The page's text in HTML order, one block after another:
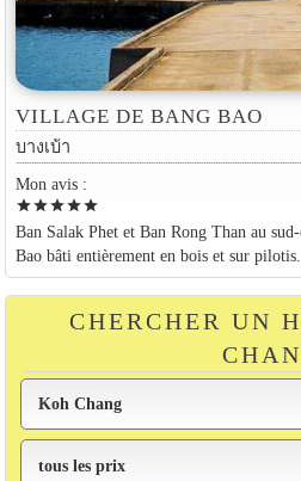
VILLAGE DE BANG BAO
บางเบ้า
Mon avis :
starstarstarstarstar
Ban Salak Phet et Ban Rong Than au
Bao bâti entièrement en bois et sur pilotis.
CHERCHER UN